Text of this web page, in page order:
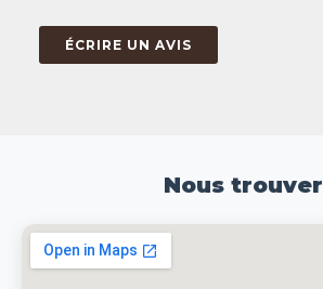
ÉCRIRE UN AVIS
Nous trouver